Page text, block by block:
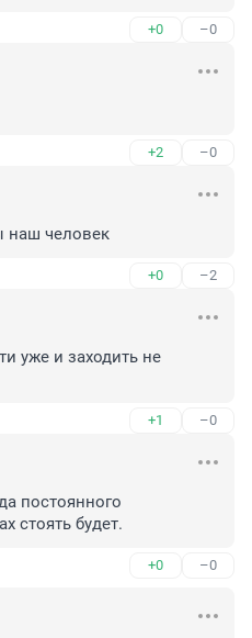
+0 –0
+2 –0
наш человек
+0 –2
уже и заходить не
+1 –0
постоянного
стоять будет.
+0 –0